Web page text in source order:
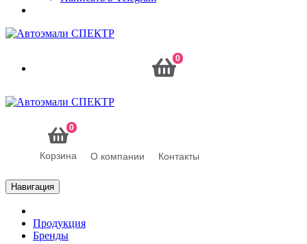
0
0
Корзина О компании Контакты
Навигация
Продукция
Бренды